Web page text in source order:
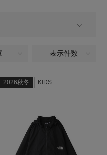
KIDS
全てのカテゴリ
全てのカラー
全てのサイズ
表示件数
2026秋冬 KIDS